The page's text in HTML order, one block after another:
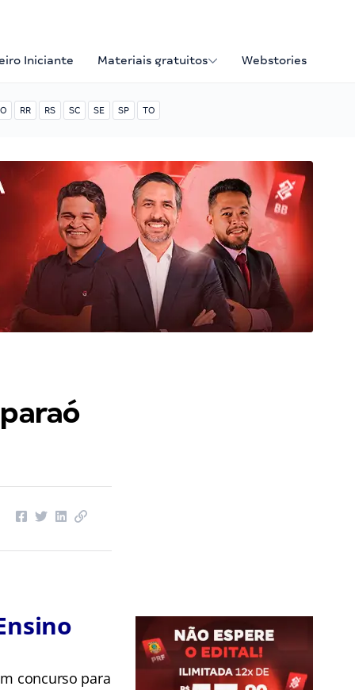
Iniciante Materiais gratuitos Webstories
RR RS SC SE SP TO
concurso para